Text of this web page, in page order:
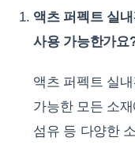
액츠 퍼펙트 실
사용 가능한가요
액츠 퍼펙트 실
가능한 모든 소
섬유 등 다양한